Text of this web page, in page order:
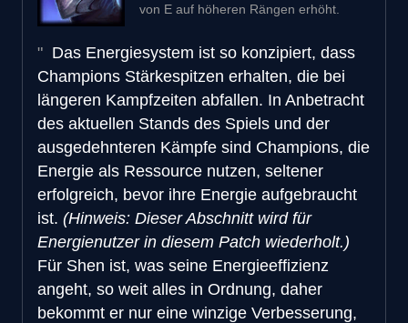
von E auf höheren Rängen erhöht.
Das Energiesystem ist so konzipiert, dass
Champions Stärkespitzen erhalten, die bei
längeren Kampfzeiten abfallen. In Anbetracht
des aktuellen Stands des Spiels und der
ausgedehnteren Kämpfe sind Champions, die
Energie als Ressource nutzen, seltener
erfolgreich, bevor ihre Energie aufgebraucht
ist. (Hinweis: Dieser Abschnitt wird für
Energienutzer in diesem Patch wiederholt.)
Für Shen ist, was seine Energieeffizienz
angeht, so weit alles in Ordnung, daher
bekommt er nur eine winzige Verbesserung,